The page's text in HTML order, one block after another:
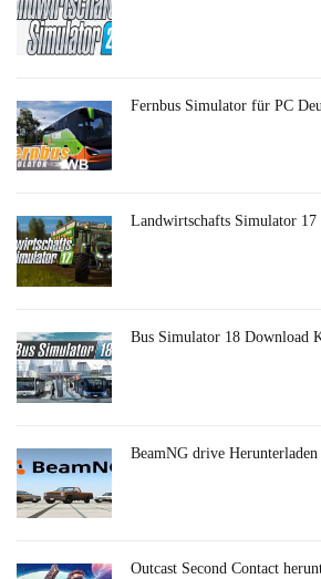
Fernbus Simulator für PC
Landwirtschafts Simulator 17
Bus Simulator 18 Download
BeamNG drive Herunterladen
Outcast Second Contact